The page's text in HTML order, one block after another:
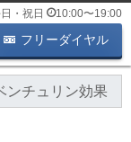
・祝日 10:00〜19:00
フリーダイヤル
ンチュリン効果